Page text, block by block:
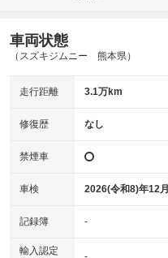
車両状態
（スズキジムニー 熊本県）
走行距離 3.1万km
修復歴 なし
禁煙車
車検 2026(令和8)年12月
記録簿 -
輸入認定